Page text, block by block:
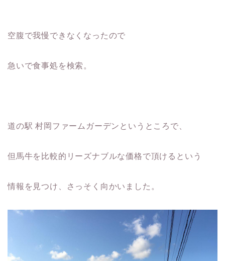
空腹で我慢できなくなったので
急いで食事処を検索。
道の駅 村岡ファームガーデン というところで、
但馬牛を比較的リーズナブルな価格で頂けるという
情報を見つけ、さっそく向かいました。